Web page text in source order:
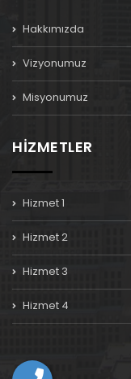
Hakkımızda
Vizyonumuz
Misyonumuz
HİZMETLER
Hizmet 1
Hizmet 2
Hizmet 3
Hizmet 4